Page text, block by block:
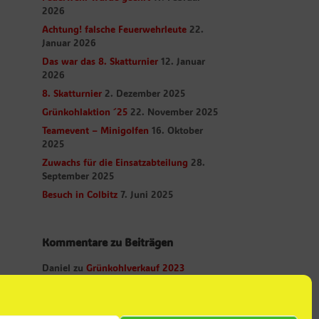
2026
Achtung! falsche Feuerwehrleute 22.
Januar 2026
Das war das 8. Skatturnier 12. Januar
2026
8. Skatturnier 2. Dezember 2025
Grünkohlaktion ´25 22. November 2025
Teamevent – Minigolfen 16. Oktober
2025
Zuwachs für die Einsatzabteilung 28.
September 2025
Besuch in Colbitz 7. Juni 2025
Kommentare zu Beiträgen
Daniel zuGrünkohlverkauf 2023